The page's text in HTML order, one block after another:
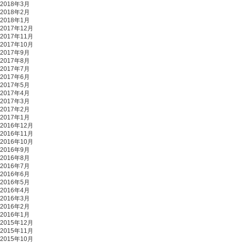
2018年3月
2018年2月
2018年1月
2017年12月
2017年11月
2017年10月
2017年9月
2017年8月
2017年7月
2017年6月
2017年5月
2017年4月
2017年3月
2017年2月
2017年1月
2016年12月
2016年11月
2016年10月
2016年9月
2016年8月
2016年7月
2016年6月
2016年5月
2016年4月
2016年3月
2016年2月
2016年1月
2015年12月
2015年11月
2015年10月